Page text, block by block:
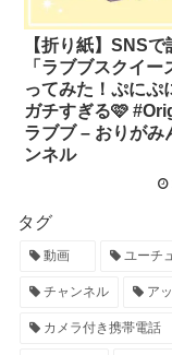
【折り紙】SNSで
「ラブブスクイー
ってみた！ぷにぷ
ガチすぎる🩷
ラブブ – おりがみ
ンネル
タグ
動画 ユーチ
チャンネル ア
カメラ付き携帯電話